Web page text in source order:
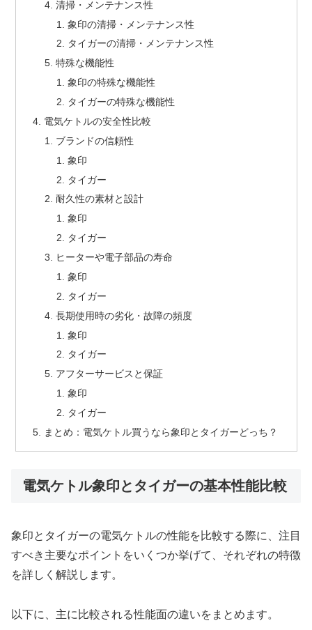
清掃・メンテナンス性
象印の清掃・メンテナンス性
タイガーの清掃・メンテナンス性
特殊な機能性
象印の特殊な機能性
タイガーの特殊な機能性
電気ケトルの安全性比較
ブランドの信頼性
象印
タイガー
耐久性の素材と設計
象印
タイガー
ヒーターや電子部品の寿命
象印
タイガー
長期使用時の劣化・故障の頻度
象印
タイガー
アフターサービスと保証
象印
タイガー
まとめ：電気ケトル買うなら象印とタイガーどっち？
電気ケトル象印とタイガーの基本性能比較
象印とタイガーの電気ケトルの性能を比較する際に、注目
すべき主要なポイントをいくつか挙げて、それぞれの特徴
を詳しく解説します。
以下に、主に比較される性能面の違いをまとめます。